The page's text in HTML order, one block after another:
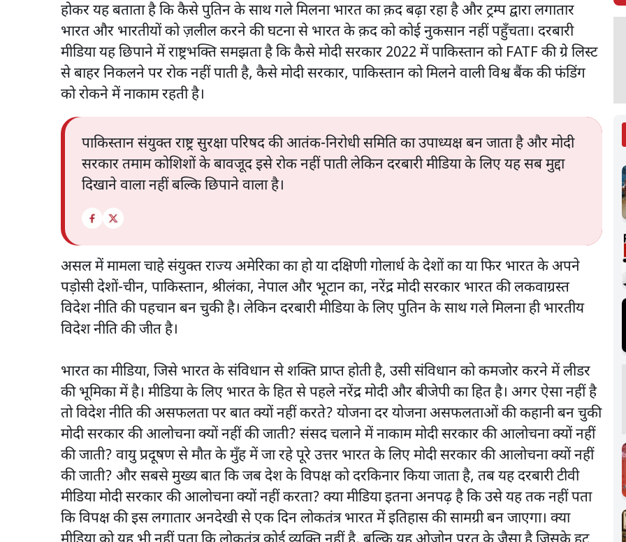
होकर यह बताता है कि कैसे पुतिन के साथ गले मिलना भारत का क़द बढ़ा रहा है और ट्रम्प द्वारा लगातार
भारत और भारतीयों को ज़लील करने की घटना से भारत के क़द को कोई नुकसान नहीं पहुँचता। दरबारी
मीडिया यह छिपाने में राष्ट्रभक्ति समझता है कि कैसे मोदी सरकार 2022 में पाकिस्तान को FATF की ग्रे लिस्ट
से बाहर निकलने पर रोक नहीं पाती है, कैसे मोदी सरकार, पाकिस्तान को मिलने वाली विश्व बैंक की फंडिंग
को रोकने में नाकाम रहती है।
पाकिस्तान संयुक्त राष्ट्र सुरक्षा परिषद की आतंक-निरोधी समिति का उपाध्यक्ष बन जाता है और मोदी
सरकार तमाम कोशिशों के बावजूद इसे रोक नहीं पाती लेकिन दरबारी मीडिया के लिए यह सब मुद्दा
दिखाने वाला नहीं बल्कि छिपाने वाला है।
असल में मामला चाहे संयुक्त राज्य अमेरिका का हो या दक्षिणी गोलार्ध के देशों का या फिर भारत के अपने
पड़ोसी देशों-चीन, पाकिस्तान, श्रीलंका, नेपाल और भूटान का, नरेंद्र मोदी सरकार भारत की लकवाग्रस्त
विदेश नीति की पहचान बन चुकी है। लेकिन दरबारी मीडिया के लिए पुतिन के साथ गले मिलना ही भारतीय
विदेश नीति की जीत है।
भारत का मीडिया, जिसे भारत के संविधान से शक्ति प्राप्त होती है, उसी संविधान को कमजोर करने में लीडर
की भूमिका में है। मीडिया के लिए भारत के हित से पहले नरेंद्र मोदी और बीजेपी का हित है। अगर ऐसा नहीं है
तो विदेश नीति की असफलता पर बात क्यों नहीं करते? योजना दर योजना असफलताओं की कहानी बन चुकी
मोदी सरकार की आलोचना क्यों नहीं की जाती? संसद चलाने में नाकाम मोदी सरकार की आलोचना क्यों नहीं
की जाती? वायु प्रदूषण से मौत के मुँह में जा रहे पूरे उत्तर भारत के लिए मोदी सरकार की आलोचना क्यों नहीं
की जाती? और सबसे मुख्य बात कि जब देश के विपक्ष को दरकिनार किया जाता है, तब यह दरबारी टीवी
मीडिया मोदी सरकार की आलोचना क्यों नहीं करता? क्या मीडिया इतना अनपढ़ है कि उसे यह तक नहीं पता
कि विपक्ष की इस लगातार अनदेखी से एक दिन लोकतंत्र भारत में इतिहास की सामग्री बन जाएगा। क्या